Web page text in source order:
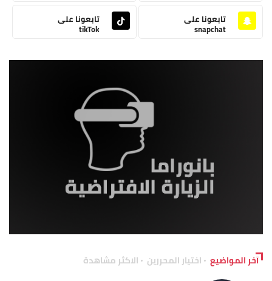
تابعونا على
snapchat
تابعونا على
tikTok
آخر المواضيع اختيار المحررين الاكثر مشاهدة